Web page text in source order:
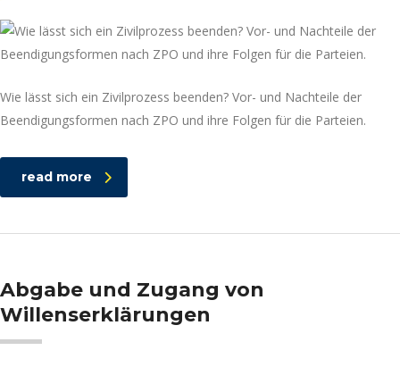
Wie lässt sich ein Zivilprozess beenden? Vor- und Nachteile der
Beendigungsformen nach ZPO und ihre Folgen für die Parteien.
read more
Abgabe und Zugang von
Willenserklärungen